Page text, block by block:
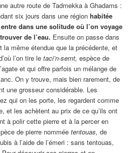
autre route de Tadmekka à Ghadams :
six jours dans une régionhabitée
dans une solitude où l’on voyage
de l’eau. Ensuite on passe dans
la même étendue que la précédente, et
l’on tire letaci’n-semt,espèce de
et qui offre parfois un mélange de
On y trouve, mais bien rarement, de
une grosseur considérable. Les
qui on les porte, les regardent comme
et les achètent au prix de ce qu’ils ont
à polir cette pierre et à la percer en
de pierre nomméetentouas,de
à l’aide de l’émeri : sans tentouas,